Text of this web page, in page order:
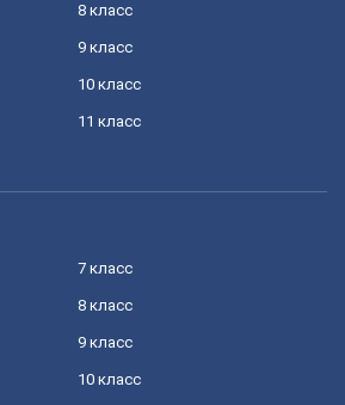
8 класс
9 класс
10 класс
11 класс
7 класс
8 класс
9 класс
10 класс